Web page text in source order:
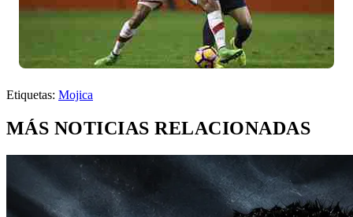
Etiquetas: Mojica
MÁS NOTICIAS RELACIONADAS